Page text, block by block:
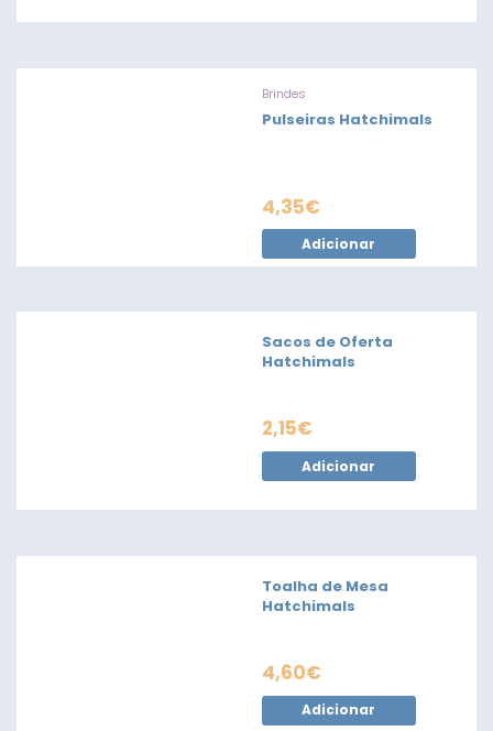
Brindes
Pulseiras Hatchimals
4,35€
Adicionar
Sacos de Oferta
Hatchimals
2,15€
Adicionar
Toalha de Mesa
Hatchimals
4,60€
Adicionar